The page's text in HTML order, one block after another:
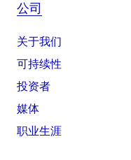
公司
关于我们
可持续性
投资者
媒体
职业生涯